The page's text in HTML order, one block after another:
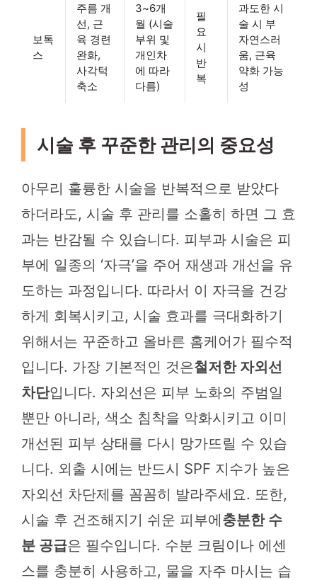
보톡
스
주름 개
선, 근
육 경련
완화,
사각턱
축소
3~6개
월 (시술
부위 및
개인차
에 따라
다름)
필
요
시
반
복
과도한 시
술 시 부
자연스러
움, 근육
약화 가능
성
시술 후 꾸준한 관리의 중요성
아무리 훌륭한 시술을 반복적으로 받았다
하더라도, 시술 후 관리를 소홀히 하면 그 효
과는 반감될 수 있습니다. 피부과 시술은 피
부에 일종의 ‘자극’을 주어 재생과 개선을 유
도하는 과정입니다. 따라서 이 자극을 건강
하게 회복시키고, 시술 효과를 극대화하기
위해서는 꾸준하고 올바른 홈케어가 필수적
입니다. 가장 기본적인 것은철저한 자외선
차단입니다. 자외선은 피부 노화의 주범일
뿐만 아니라, 색소 침착을 악화시키고 이미
개선된 피부 상태를 다시 망가뜨릴 수 있습
니다. 외출 시에는 반드시 SPF 지수가 높은
자외선 차단제를 꼼꼼히 발라주세요. 또한,
시술 후 건조해지기 쉬운 피부에충분한 수
분 공급은 필수입니다. 수분 크림이나 에센
스를 충분히 사용하고, 물을 자주 마시는 습